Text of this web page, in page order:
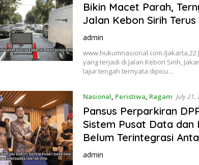
Bikin Macet Parah,
Jalan Kebon Sirih
admin
yang terjadi di Jalan Kebon Sirih,
lajur tengah ternyata dipicu…
Nasional, Peristiwa, Ragam July 21,
Pansus Perparkiran
Sistem Pusat Data dan
Belum Terintegrasi
admin